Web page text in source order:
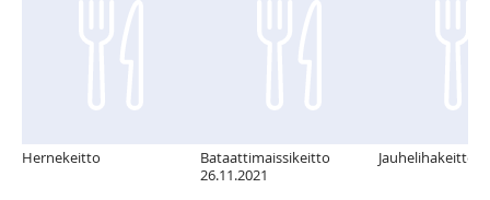
Hernekeitto
Bataattimaissikeitto
26.11.2021
Jauhelihakeitto